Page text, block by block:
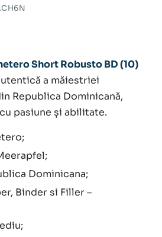
Short Robusto BD (10)
a măiestriei
Republica Dominicană,
pasiune și abilitate.
Dominicana;
Binder si Filler –